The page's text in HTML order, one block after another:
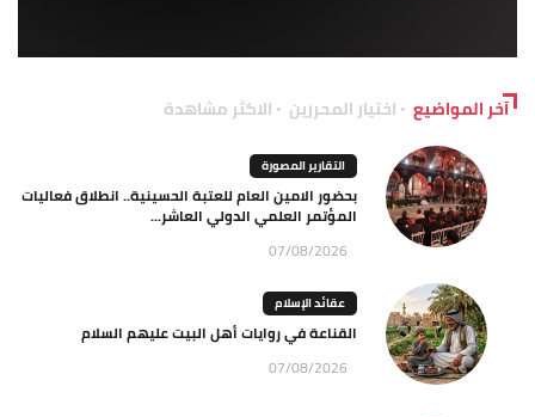
آخر المواضيع اختيار المحررين الاكثر مشاهدة
التقارير المصورة
بحضور الامين العام للعتبة الحسينية.. انطلاق فعاليات
المؤتمر العلمي الدولي العاشر...
07/08/2026
عقائد الإسلام
القناعة في روايات أهل البيت عليهم السلام
07/08/2026